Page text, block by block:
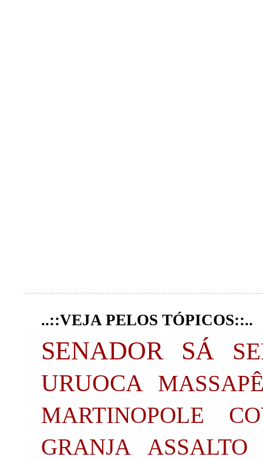
..::VEJA PELOS TÓPICOS::..
SENADOR SÁ
URUOCA
MARTINOPOLE
GRANJA
ASSALTO